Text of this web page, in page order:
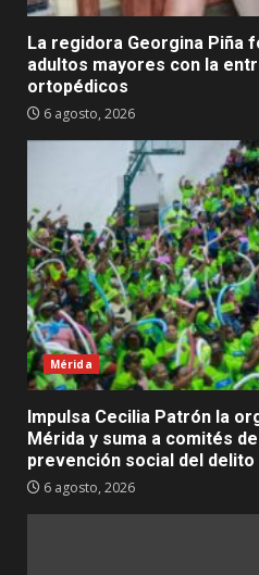
La regidora Georgina Piña
adultos mayores con la
ortopédicos
6 agosto, 2026
Mérida
Impulsa Cecilia Patrón la
Mérida y suma a comités
prevención social del delito
6 agosto, 2026